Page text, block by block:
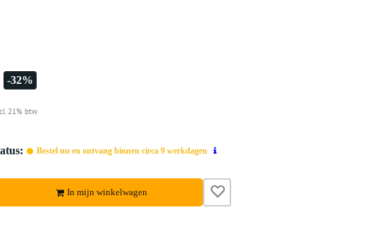
-32%
21% btw
Bestel nu en ontvang binnen circa 9 werkdagen
In mijn winkelwagen